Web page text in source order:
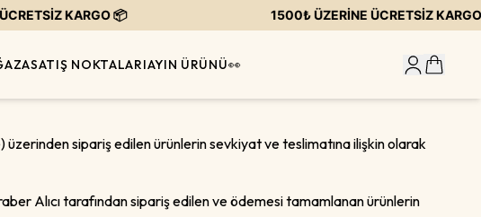
KARGO 📦 1500₺ ÜZERİNE ÜCRETSİZ KARGO 📦
SATIŞ NOKTALARIAYIN ÜRÜNÜ👀
sipariş edilen ürünlerin sevkiyat ve teslimatına ilişkin olarak
Alıcı tarafından sipariş edilen ve ödemesi tamamlanan ürünlerin